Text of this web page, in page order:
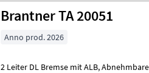
Brantner TA 20051
Anno prod. 2026
2 Leiter DL Bremse mit ALB, Abnehmbarer Lampenschutz, autom. Anhängekupplung, Öl und